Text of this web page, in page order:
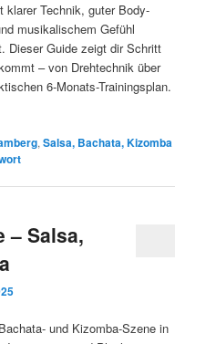
klarer Technik, guter Body-
musikalischem Gefühl
Dieser Guide zeigt dir Schritt
– von Drehtechnik über
6-Monats-Trainingsplan.
,Salsa, Bachata, Kizomba
– Salsa,
und Kizomba-Szene in